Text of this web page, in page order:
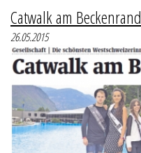
Catwalk am Beckenrand
26.05.2015